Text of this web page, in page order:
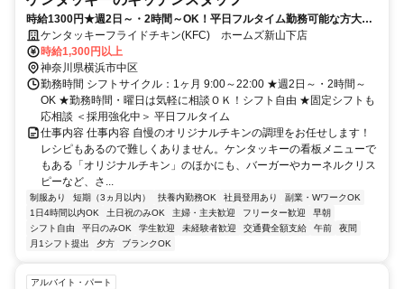
時給1300円★週2日～・2時間～OK！平日フルタイム勤務可能な方大歓
迎♪ケンタッキーフライドチキン(KFC) ホームズ新山下店
時給1,300円以上
神奈川県横浜市中区
勤務時間 シフトサイクル：1ヶ月 9:00～22:00 ★週2日～・2時間～
OK ★勤務時間・曜日は気軽に相談ＯＫ！シフト自由 ★固定シフトも
応相談 ＜採用強化中＞ 平日フルタイム
仕事内容 仕事内容 自慢のオリジナルチキンの調理をお任せします！
レシピもあるので難しくありません。ケンタッキーの看板メニューで
もある「オリジナルチキン」のほかにも、バーガーやカーネルクリス
ピーなど、さ...
制服あり 短期（3ヵ月以内） 扶養内勤務OK 社員登用あり
副業・WワークOK
1日4時間以内OK
土日祝のみOK 主婦・主夫歓迎 フリーター歓迎
早朝
シフト自由
平日のみOK 学生歓迎 未経験者歓迎 交通費全額支給 午前
夜間
月1シフト提出
夕方 ブランクOK
アルバイト・パート